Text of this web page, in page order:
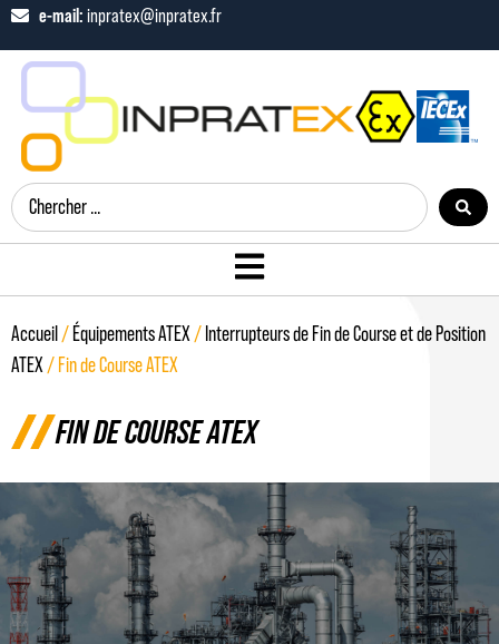
e-mail: inpratex@inpratex.fr
Accueil/Équipements ATEX /Interrupteurs de Fin de Course et de Position
ATEX / Fin de Course ATEX
FIN DE COURSE ATEX